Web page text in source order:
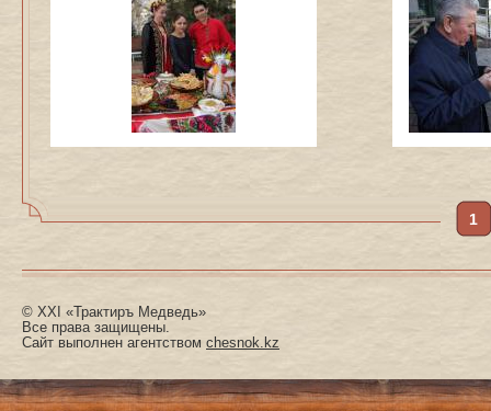
1
© XXI «Трактиръ Медведь»
Все права защищены.
Сайт выполнен агентством chesnok.kz